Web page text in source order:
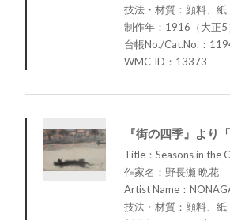
技法・材質：顔料、紙
制作年：1916（大正5
台帳No./Cat.No.：
WMC-ID：13373
『街の四季』より
Title：Seasons in the
作家名：野長瀬 晩花
Artist Name：
技法・材質：顔料、紙